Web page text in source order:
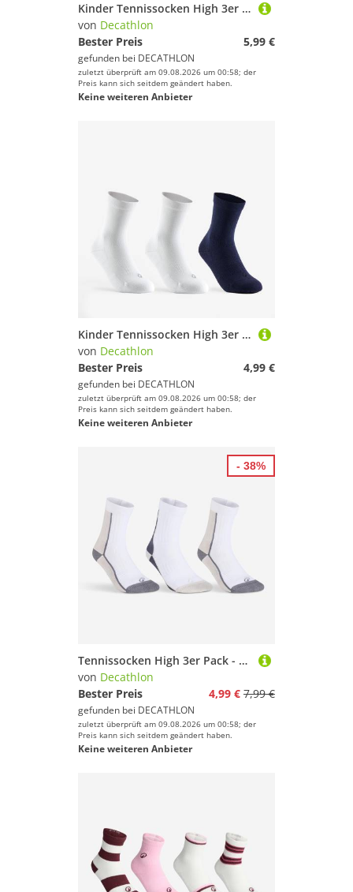
Kinder Tennissocken High 3er Pack - RS 500 bunt
von Decathlon
Bester Preis
5,99 €
gefunden bei DECATHLON
zuletzt überprüft am 09.08.2026 um 00:58; der
Preis kann sich seitdem geändert haben.
Keine weiteren Anbieter
Kinder Tennissocken High 3er Pack - RS 160 weiß/marineblau
von Decathlon
Bester Preis
4,99 €
gefunden bei DECATHLON
zuletzt überprüft am 09.08.2026 um 00:58; der
Preis kann sich seitdem geändert haben.
Keine weiteren Anbieter
Tennissocken High 3er Pack - RS 500 blau/beige kariert
von Decathlon
Bester Preis
4,99 € 7,99 €
gefunden bei DECATHLON
zuletzt überprüft am 09.08.2026 um 00:58; der
Preis kann sich seitdem geändert haben.
Keine weiteren Anbieter
- 38%